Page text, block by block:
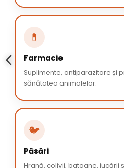
💊
Farmacie
Suplimente, antiparazitare și
sănătatea animalelor.
🐦
Păsări
Hrană, colivii, batoane, jucării